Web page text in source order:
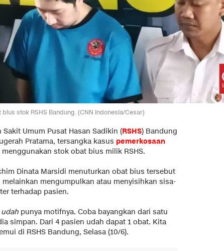
stok RSHS Bandung. (CNN Indonesia/Cesar)
Sakit Umum Pusat Hasan Sadikin (RSHS) Bandung
Pratama, tersangka kasus pemerkosaan
stok obat bius milik RSHS.
Dinata Marsidi menuturkan obat bius tersebut
mengumpulkan atau menyisihkan sisa-
terhadap pasien.
udah punya motifnya. Coba bayangkan dari satu
simpan. Dari 4 pasien udah dapat 1 obat. Kita
di RSHS Bandung, Selasa (10/6).